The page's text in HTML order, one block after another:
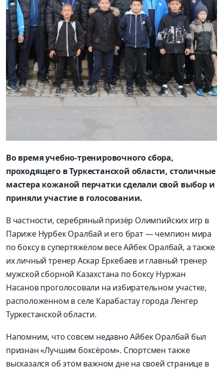
Во время учебно-тренировочного сбора,
проходящего в Туркестанской области, столичные
мастера кожаной перчатки сделали свой выбор и
приняли участие в голосовании.
В частности, серебряный призёр Олимпийских игр в
Париже Нурбек Оралбай и его брат — чемпион мира
по боксу в супертяжёлом весе Айбек Оралбай, а также
их личный тренер Аскар Еркебаев и главный тренер
мужской сборной Казахстана по боксу Нуржан
Насанов проголосовали на избирательном участке,
расположенном в селе Карабастау города Ленгер
Туркестанской области.
Напомним, что совсем недавно Айбек Оралбай был
признан «Лучшим боксёром». Спортсмен также
высказался об этом важном дне на своей странице в